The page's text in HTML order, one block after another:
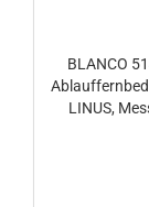
BLANCO
LINUS,